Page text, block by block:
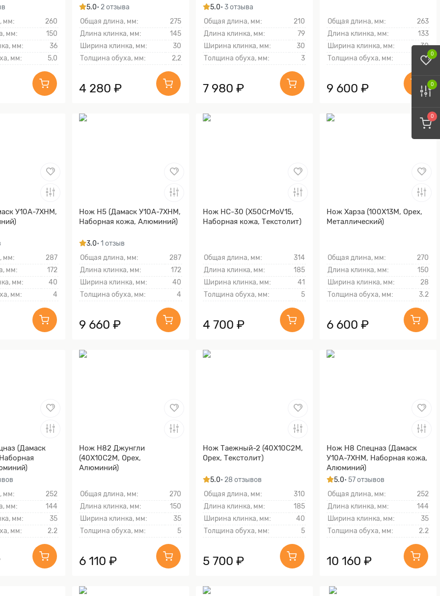
0
0
0
мм:
260
мм:
150
мм:
36
мм:
5,0
5.0• 2 отзыва
Общая длина, мм:
275
Длина клинка, мм:
145
Ширина клинка, мм:
30
Толщина обуха, мм:
2,2
4 280 ₽
5.0• 3 отзыва
Общая длина, мм:
210
Длина клинка, мм:
79
Ширина клинка, мм:
30
Толщина обуха, мм:
3
7 980 ₽
Общая длина, мм:
263
Длина клинка, мм:
133
Ширина клинка, мм:
30
Толщина обуха, мм:
2.2
9 600 ₽
У10А-7ХНМ,
мм:
287
мм:
172
мм:
40
мм:
4
Нож Н5 (Дамаск У10А-7ХНМ,
Наборная кожа, Алюминий)
3.0• 1 отзыв
Общая длина, мм:
287
Длина клинка, мм:
172
Ширина клинка, мм:
40
Толщина обуха, мм:
4
9 660 ₽
Нож НС-30 (X50CrMoV15,
Наборная кожа, Текстолит)
Общая длина, мм:
314
Длина клинка, мм:
185
Ширина клинка, мм:
41
Толщина обуха, мм:
5
4 700 ₽
Нож Харза (100Х13М, Орех,
Металлический)
Общая длина, мм:
270
Длина клинка, мм:
150
Ширина клинка, мм:
28
Толщина обуха, мм:
3.2
6 600 ₽
(Дамаск
мм:
252
мм:
144
мм:
35
мм:
2.2
Нож Н82 Джунгли
(40Х10С2М, Орех,
Алюминий)
Общая длина, мм:
270
Длина клинка, мм:
150
Ширина клинка, мм:
35
Толщина обуха, мм:
5
6 110 ₽
Нож Таежный-2 (40Х10С2М,
Орех, Текстолит)
5.0• 28 отзывов
Общая длина, мм:
310
Длина клинка, мм:
185
Ширина клинка, мм:
40
Толщина обуха, мм:
5
5 700 ₽
Нож Н8 Спецназ (Дамаск
У10А-7ХНМ, Наборная кожа,
Алюминий)
5.0• 57 отзывов
Общая длина, мм:
252
Длина клинка, мм:
144
Ширина клинка, мм:
35
Толщина обуха, мм:
2.2
10 160 ₽